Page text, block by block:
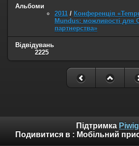
Альбоми
2011 / Конференція
Mundus: можливості для
партнерства»
Відвідувань
2225
Підтримка
Подивитися в : Мобільний